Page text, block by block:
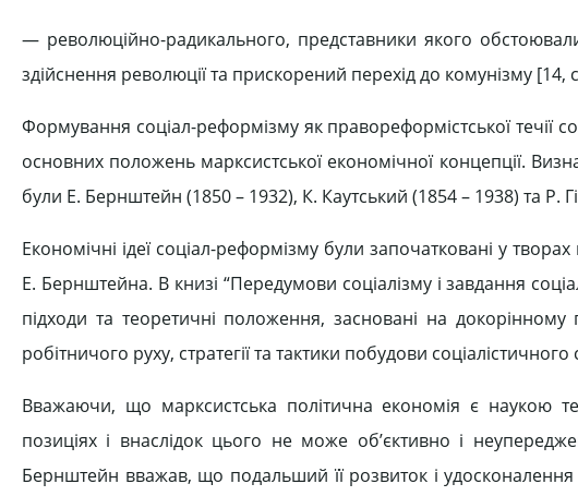
— революційно-радикального, представники якого
здійснення революції та прискорений перехід до комунізму [14,
Формування соціал-реформізму як правореформістської течії
основних положень марксистської економічної концепції.
були Е. Бернштейн (1850 – 1932), К. Каутський (1854 – 1938) та Р.
Економічні ідеї соціал-реформізму були започатковані у
Е. Бернштейна. В книзі “Передумови соціалізму і завдання
підходи та теоретичні положення, засновані на докорінному
робітничого руху, стратегії та тактики побудови соціалістичного
Вважаючи, що марксистська політична економія є наукою
позиціях і внаслідок цього не може об’єктивно і
Бернштейн вважав, що подальший її розвиток і удосконалення